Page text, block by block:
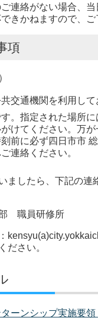
連絡がない場合、
きかねますので、ご
項
交通機関を利用して
。指定された場所に
けてください。万
前に必ず四日市市
連絡ください。
ましたら、下記の連
職員研修所
ださい。
ーンシップ実施要